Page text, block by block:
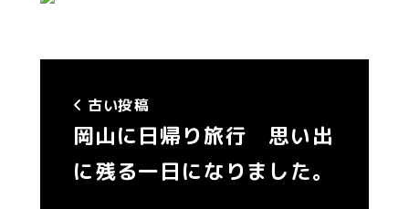
古い投稿
岡山に日帰り旅行 思い出
に残る一日になりました。